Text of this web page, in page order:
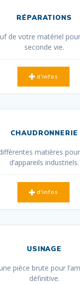
RÉPARATIONS
de votre matériel
seconde vie.
d’infos
CHAUDRONNERIE
matières
d’appareils industriels.
d’infos
USINAGE
pièce brute pour
définitive.